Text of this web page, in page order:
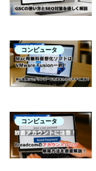
コンピュータ
コンピュータ